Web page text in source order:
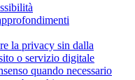
la privacy sin dalla
o servizio digitale
quando necessario